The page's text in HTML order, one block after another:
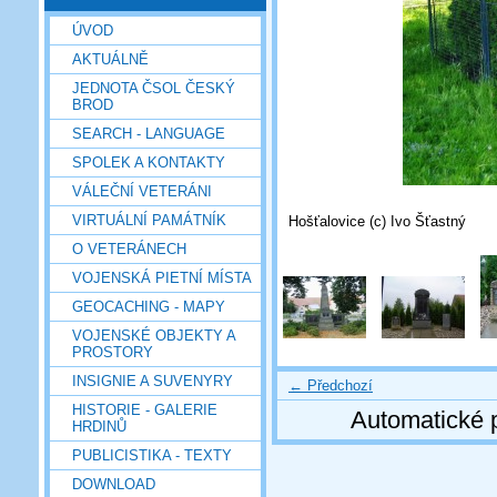
ÚVOD
AKTUÁLNĚ
JEDNOTA ČSOL ČESKÝ
BROD
SEARCH - LANGUAGE
SPOLEK A KONTAKTY
VÁLEČNÍ VETERÁNI
VIRTUÁLNÍ PAMÁTNÍK
O VETERÁNECH
VOJENSKÁ PIETNÍ MÍSTA
GEOCACHING - MAPY
VOJENSKÉ OBJEKTY A
PROSTORY
INSIGNIE A SUVENYRY
HISTORIE - GALERIE
HRDINŮ
PUBLICISTIKA - TEXTY
DOWNLOAD
Hošťalovice (c) Ivo Šťastný
← Předchozí
Automatické